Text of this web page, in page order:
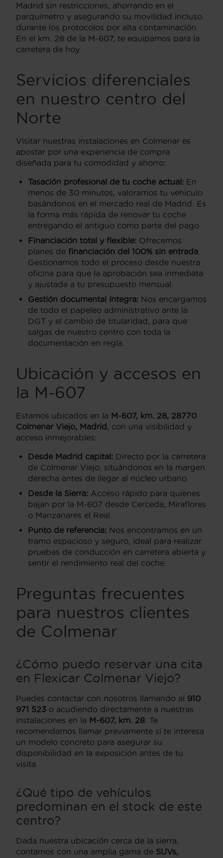
Madrid sin restricciones, ahorrando en el
parquímetro y asegurando su movilidad incluso
durante los protocolos por alta contaminación.
En el km. 28 de la M-607, te equipamos para la
carretera de hoy.
Servicios diferenciales
en nuestro centro del
Norte
Visitar nuestras instalaciones en Colmenar es
apostar por una experiencia de compra
diseñada para tu comodidad y ahorro:
Tasación profesional de tu coche actual: En
menos de 30 minutos, valoramos tu vehículo
basándonos en el mercado real de Madrid. Es
la forma más rápida de renovar tu coche
entregando el antiguo como parte del pago.
Financiación total y flexible: Ofrecemos
planes de financiación del 100% sin entrada
Gestionamos todo el proceso desde nuestra
oficina para que la aprobación sea inmediata
y ajustada a tu presupuesto mensual.
Gestión documental íntegra: Nos encargamos
de todo el papeleo administrativo ante la
DGT y el cambio de titularidad, para que
salgas de nuestro centro con toda la
documentación en regla.
Ubicación y accesos en
la M-607
Estamos ubicados en la M-607, km. 28, 28770
Colmenar Viejo, Madrid
, con una visibilidad y
acceso inmejorables:
Desde Madrid capital: Directo por la carretera
de Colmenar Viejo, situándonos en la margen
derecha antes de llegar al núcleo urbano.
Desde la Sierra: Acceso rápido para quienes
bajan por la M-607 desde Cerceda, Miraflores
o Manzanares el Real.
Punto de referencia: Nos encontramos en un
tramo espacioso y seguro, ideal para realizar
pruebas de conducción en carretera abierta y
sentir el rendimiento real del coche.
Preguntas frecuentes
para nuestros clientes
de Colmenar
¿Cómo puedo reservar una cita
en Flexicar Colmenar Viejo?
Puedes contactar con nosotros llamando al 910
971 523 o acudiendo directamente a nuestras
instalaciones en la M-607, km. 28 . Te
recomendamos llamar previamente si te interesa
un modelo concreto para asegurar su
disponibilidad en la exposición antes de tu
visita.
¿Qué tipo de vehículos
predominan en el stock de este
centro?
Dada nuestra ubicación cerca de la sierra,
contamos con una amplia gama de SUVs,